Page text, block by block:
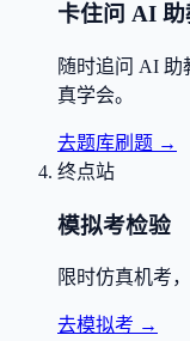
卡住问 AI
随时追问 AI 助
真学会。
去题库刷题 →
终点站
模拟考检验
限时仿真机考
去模拟考 →